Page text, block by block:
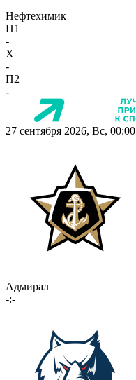
Нефтехимик
П1
-
X
-
П2
-
27 сентября 2026, Вс, 00:00
Адмирал
-:-